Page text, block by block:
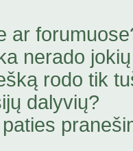
ar
nerado
rodo tik
dalyvių?